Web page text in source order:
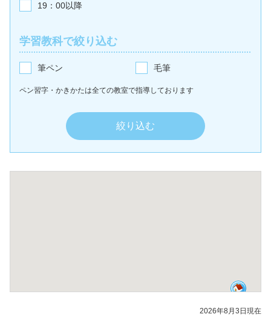
19：00以降
学習教科で絞り込む
筆ペン 毛筆
ペン習字・かきかたは全ての教室で指導しております
2026年8月3日現在